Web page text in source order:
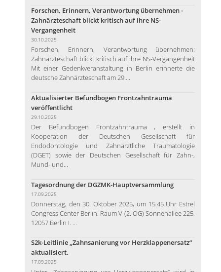
Forschen, Erinnern, Verantwortung übernehmen -
Zahnärzteschaft blickt kritisch auf ihre NS-
Vergangenheit
30.10.2025
Forschen, Erinnern, Verantwortung übernehmen:
Zahnärzteschaft blickt kritisch auf ihre NS-Vergangenheit
Mit einer Gedenkveranstaltung in Berlin erinnerte die
deutsche Zahnärzteschaft am 29....
Aktualisierter Befundbogen Frontzahntrauma
veröffentlicht
29.10.2025
Der Befundbogen Frontzahntrauma , erstellt in
Kooperation der Deutschen Gesellschaft für
Endodontologie und Zahnärztliche Traumatologie
(DGET) sowie der Deutschen Gesellschaft für Zahn-,
Mund- und...
Tagesordnung der DGZMK-Hauptversammlung
17.09.2025
Donnerstag, den 30. Oktober 2025, um 15.45 Uhr Estrel
Congress Center Berlin, Raum V (2. OG) Sonnenallee 225,
12057 Berlin I. ...
S2k-Leitlinie „Zahnsanierung vor Herzklappenersatz“
aktualisiert.
17.09.2025